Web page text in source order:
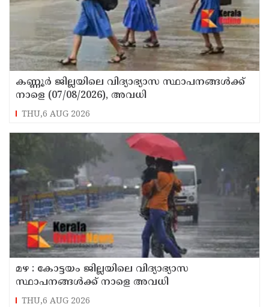
കണ്ണൂർ ജില്ലയിലെ വിദ്യാഭ്യാസ സ്ഥാപനങ്ങള്‍ക്ക്
നാളെ (07/08/2026), അവധി
THU,6 AUG 2026
മഴ : കോട്ടയം ജില്ലയിലെ വിദ്യാഭ്യാസ
സ്ഥാപനങ്ങൾക്ക് നാളെ അവധി
THU,6 AUG 2026